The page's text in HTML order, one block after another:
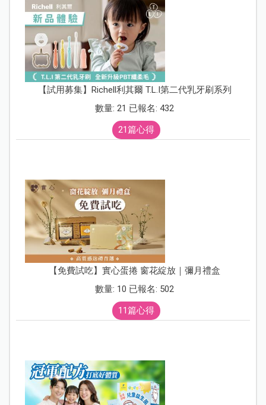
【試用募集】Richell利其爾 T.L.I第二代乳牙刷系列
數量: 21 已報名: 432
21篇心得
【免費試吃】實心蛋捲 窗花綻放｜彌月禮盒
數量: 10 已報名: 502
11篇心得